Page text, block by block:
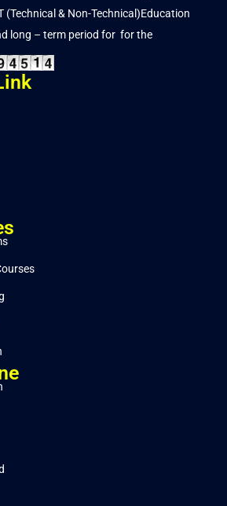
(Technical & Non-Technical)Education
long – term period for for the